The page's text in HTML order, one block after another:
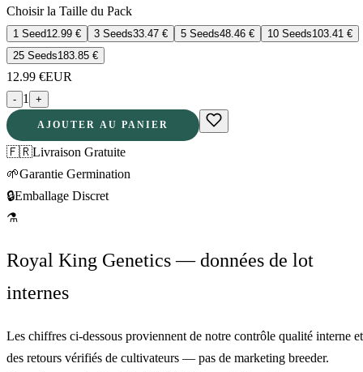
Choisir la Taille du Pack
1 Seed12.99 € 3 Seeds33.47 € 5 Seeds48.46 € 10 Seeds103.41 €
25 Seeds183.85 €
12.99 €EUR
- 1 +
AJOUTER AU PANIER
🇫🇷Livraison Gratuite
🌱Garantie Germination
🔒Emballage Discret
⚗
Royal King Genetics — données de lot
internes
Les chiffres ci-dessous proviennent de notre contrôle qualité interne et
des retours vérifiés de cultivateurs — pas de marketing breeder.